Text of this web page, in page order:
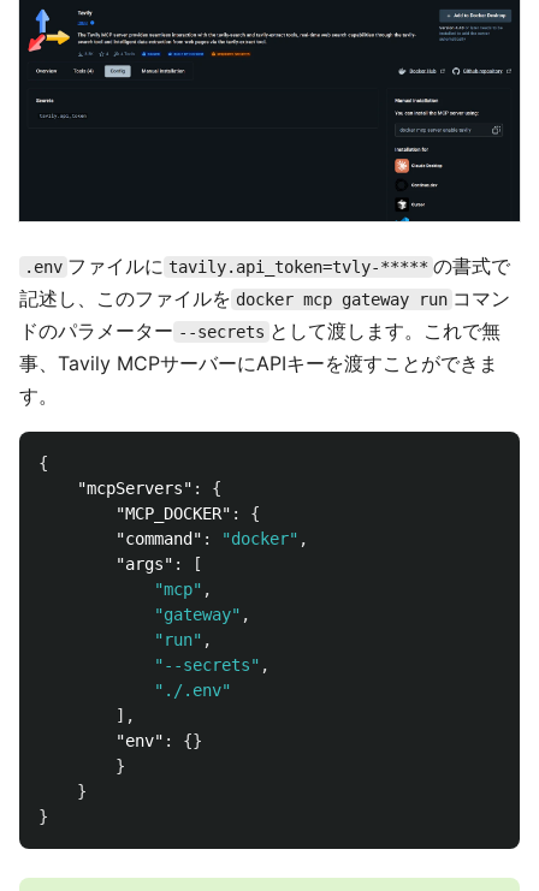
.env ファイルに tavily.api_token=tvly-***** の書式で
記述し、このファイルを docker mcp gateway run コマン
ドのパラメーター --secrets として渡します。これで無
事、Tavily MCPサーバーにAPIキーを渡すことができま
す。
{
"mcpServers" :
{
"MCP_DOCKER" :
{
"command" : "docker" ,
"args" :
[
"mcp" ,
"gateway" ,
"run" ,
"--secrets" ,
"./.env"
],
"env" :
{}
}
}
}